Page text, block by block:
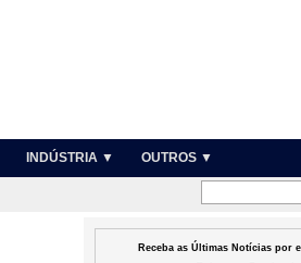
INDÚSTRIA ▼ OUTROS ▼
Receba as Últimas Notícias por